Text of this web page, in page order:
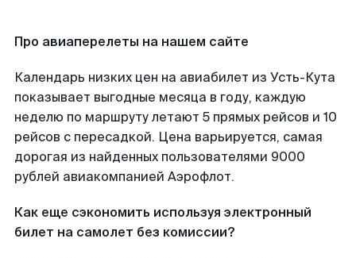
Про авиаперелеты на нашем сайте
Календарь низких цен на авиабилет из Усть-Кута
показывает выгодные месяца в году, каждую
неделю по маршруту летают 5 прямых рейсов и 10
рейсов с пересадкой. Цена варьируется, самая
дорогая из найденных пользователями 9000
рублей авиакомпанией Аэрофлот.
Как еще сэкономить используя электронный
билет на самолет без комиссии?